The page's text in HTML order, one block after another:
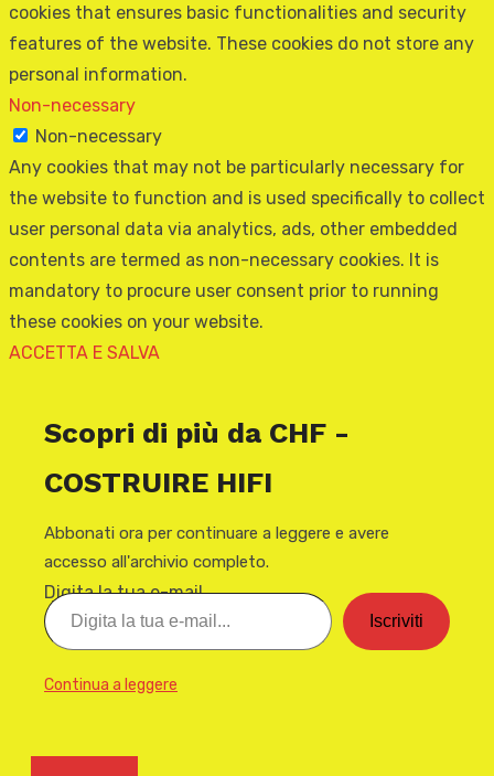
cookies that ensures basic functionalities and security
features of the website. These cookies do not store any
personal information.
Non-necessary
Non-necessary
Any cookies that may not be particularly necessary for
the website to function and is used specifically to collect
user personal data via analytics, ads, other embedded
contents are termed as non-necessary cookies. It is
mandatory to procure user consent prior to running
these cookies on your website.
ACCETTA E SALVA
Scopri di più da CHF -
COSTRUIRE HIFI
Abbonati ora per continuare a leggere e avere
accesso all'archivio completo.
Digita la tua e-mail...
Iscriviti
Continua a leggere